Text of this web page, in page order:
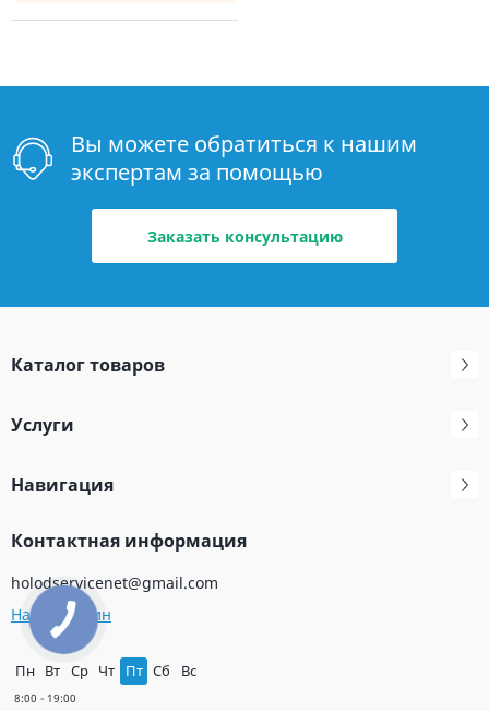
Вы можете обратиться к нашим
экспертам за помощью
Заказать консультацию
Каталог товаров
Услуги
Навигация
Контактная информация
holodservicenet@gmail.com
Наш магазин
Пн Вт Ср Чт Пт Сб Вс